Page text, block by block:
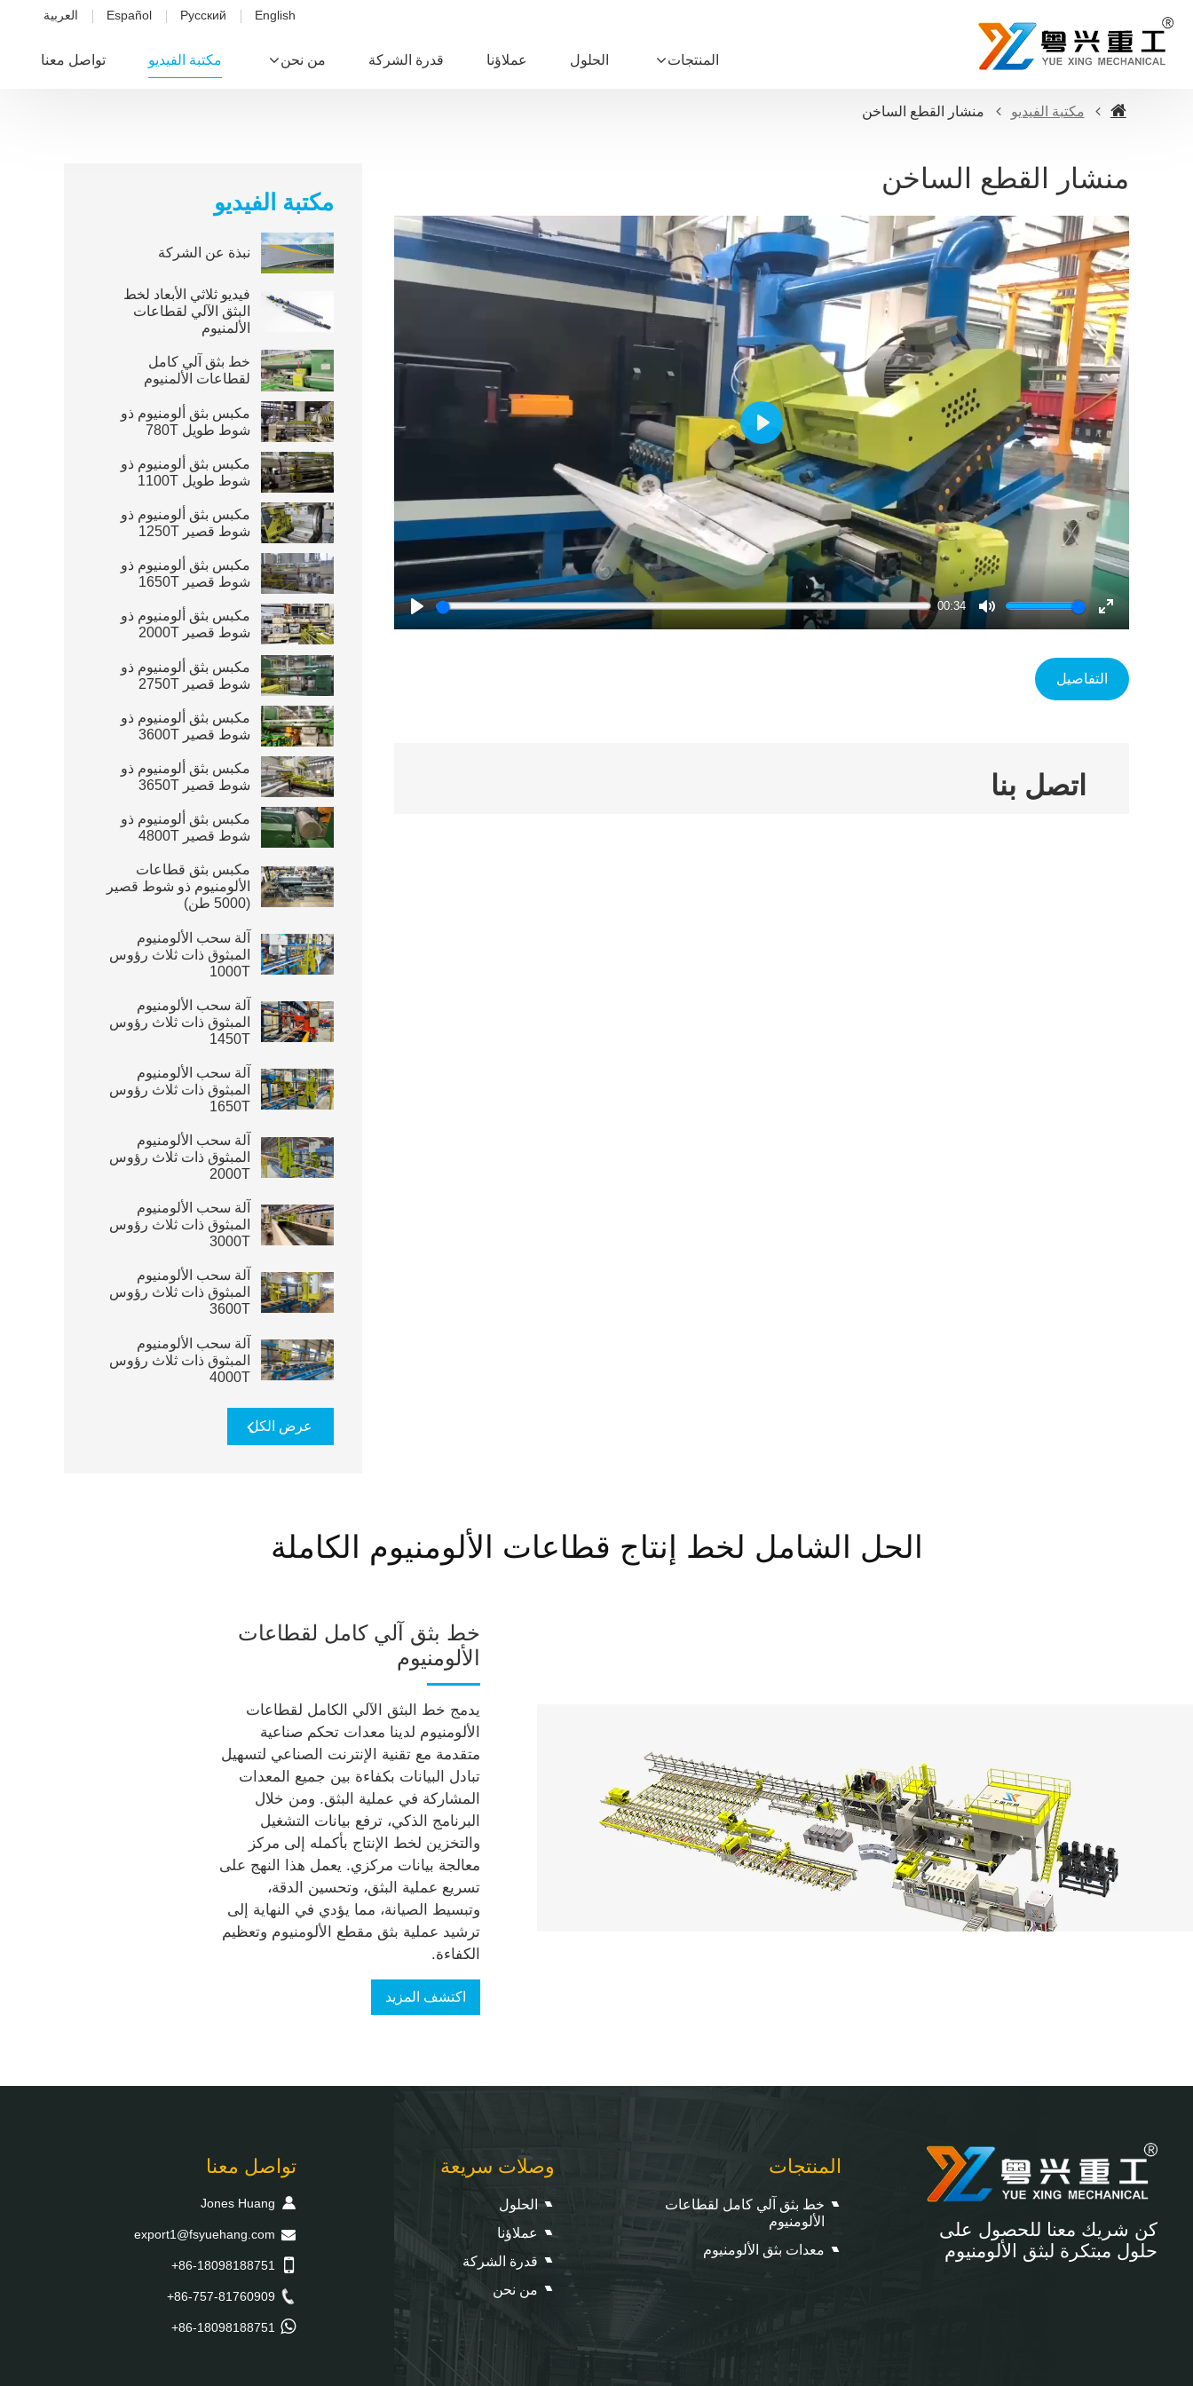
English
Русский
Español العربية
المنتجات الحلول عملاؤنا قدرة الشركة من نحن مكتبة الفيديو تواصل معنا
مكتبة الفيديو منشار القطع الساخن
منشار القطع الساخن
Play
00:34
Mute
Enter
Play
التفاصيل
اتصل بنا
مكتبة الفيديو
نبذة عن الشركة
فيديو ثلاثي الأبعاد لخط
البثق الآلي لقطاعات
الألمنيوم
خط بثق آلي كامل
لقطاعات الألمنيوم
مكبس بثق ألومنيوم ذو
شوط طويل 780T
مكبس بثق ألومنيوم ذو
شوط طويل 1100T
مكبس بثق ألومنيوم ذو
شوط قصير 1250T
مكبس بثق ألومنيوم ذو
شوط قصير 1650T
مكبس بثق ألومنيوم ذو
شوط قصير 2000T
مكبس بثق ألومنيوم ذو
شوط قصير 2750T
مكبس بثق ألومنيوم ذو
شوط قصير 3600T
مكبس بثق ألومنيوم ذو
شوط قصير 3650T
مكبس بثق ألومنيوم ذو
شوط قصير 4800T
مكبس بثق قطاعات
الألومنيوم ذو شوط قصير
(5000 طن)
آلة سحب الألومنيوم
المبثوق ذات ثلاث رؤوس
1000T
آلة سحب الألومنيوم
المبثوق ذات ثلاث رؤوس
1450T
آلة سحب الألومنيوم
المبثوق ذات ثلاث رؤوس
1650T
آلة سحب الألومنيوم
المبثوق ذات ثلاث رؤوس
2000T
آلة سحب الألومنيوم
المبثوق ذات ثلاث رؤوس
3000T
آلة سحب الألومنيوم
المبثوق ذات ثلاث رؤوس
3600T
آلة سحب الألومنيوم
المبثوق ذات ثلاث رؤوس
4000T
عرض الكل
الحل الشامل لخط إنتاج قطاعات الألومنيوم الكاملة
خط بثق آلي كامل لقطاعات
الألومنيوم
يدمج خط البثق الآلي الكامل لقطاعات
الألومنيوم لدينا معدات تحكم صناعية
متقدمة مع تقنية الإنترنت الصناعي لتسهيل
تبادل البيانات بكفاءة بين جميع المعدات
المشاركة في عملية البثق. ومن خلال
البرنامج الذكي، ترفع بيانات التشغيل
والتخزين لخط الإنتاج بأكمله إلى مركز
معالجة بيانات مركزي. يعمل هذا النهج على
تسريع عملية البثق، وتحسين الدقة،
وتبسيط الصيانة، مما يؤدي في النهاية إلى
ترشيد عملية بثق مقطع الألومنيوم وتعظيم
الكفاءة.
اكتشف المزيد
كن شريك معنا للحصول على
حلول مبتكرة لبثق الألومنيوم
المنتجات
خط بثق آلي كامل لقطاعات
الألومنيوم
معدات بثق الألومنيوم
وصلات سريعة
الحلول
عملاؤنا
قدرة الشركة
من نحن
تواصل معنا
Jones Huang
export1@fsyuehang.com
+86-18098188751
+86-757-81760909
+86-18098188751